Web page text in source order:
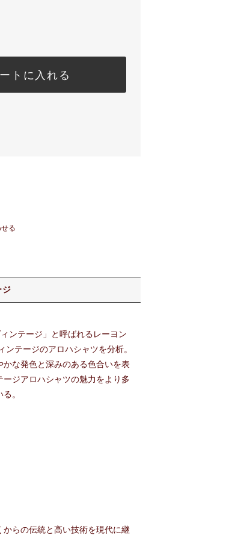
トに入れる
る
ジ
ンテージ」と呼ばれるレーヨン
テージのアロハシャツを分析。
かな発色と深みのある色合いを表
ジアロハシャツの魅力をより多
。
らの伝統と高い技術を現代に継